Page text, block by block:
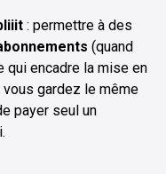
: permettre à des
(quand
qui encadre la mise en
gardez le même
payer seul un